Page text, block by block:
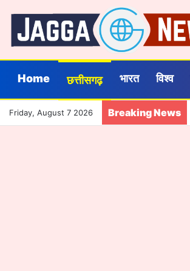
Home छत्तीसगढ़ भारत विश्व
Friday, August 7 2026 Breaking News